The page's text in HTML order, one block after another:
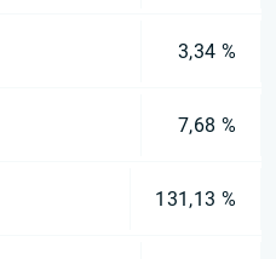
3,34 %
7,68 %
131,13 %